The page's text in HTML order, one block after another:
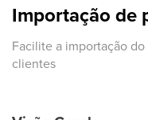
Importação de
Facilite a importação
clientes